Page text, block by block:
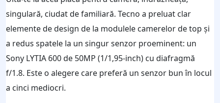
singulară, ciudat de familiară. Tecno a preluat clar
elemente de design de la modulele camerelor de top și
a redus spatele la un singur senzor proeminent: un
Sony LYTIA 600 de 50MP (1/1,95-inch) cu diafragmă
f/1.8. Este o alegere care preferă un senzor bun în locul
a cinci mediocri.